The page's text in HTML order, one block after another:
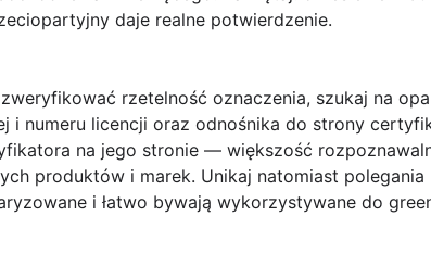
daje realne potwierdzenie.
rzetelność oznaczenia, szukaj na
i numeru licencji oraz odnośnika do strony
na jego stronie — większość
produktów i marek. Unikaj natomiast polegania
i łatwo bywają wykorzystywane do